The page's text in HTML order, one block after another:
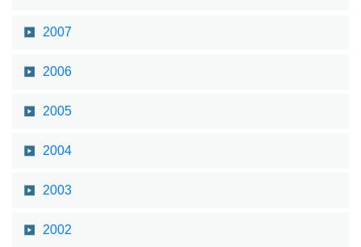
2007
2006
2005
2004
2003
2002